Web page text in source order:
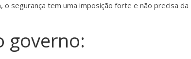
o segurança tem uma imposição forte e não precisa da
governo: